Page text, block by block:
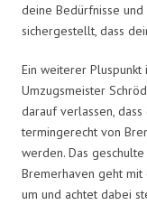
deine Bedürfnisse und
sichergestellt, dass
Ein weiterer
Umzugsmeister
darauf verlassen,
termingerecht von
werden. Das
Bremerhaven geht
um und achtet dabei